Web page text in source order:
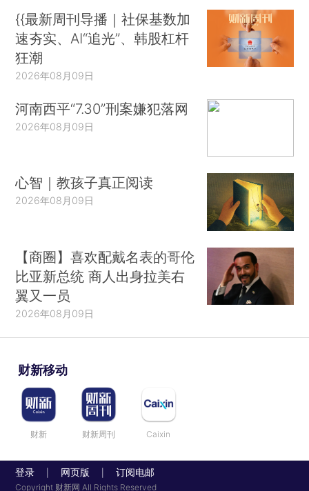
{{最新周刊导播｜社保基数加
速夯实、AI“追光”、韩股杠杆
狂潮
2026年08月09日
河南西平“7.30”刑案嫌犯落网
2026年08月09日
心智｜教孩子真正阅读
2026年08月09日
【商圈】喜欢配戴名表的哥伦
比亚新总统 商人出身拉美右
翼又一员
2026年08月09日
财新移动
财新 财新周刊 Caixin
登录 网页版 订阅电邮
Copyright 财新网 All Rights Reserved